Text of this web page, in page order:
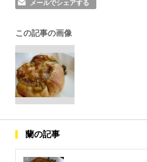
メールでシェアする
この記事の画像
蘭の記事